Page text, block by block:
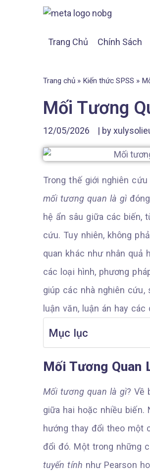
Trang Chủ Chính Sách
Trang chủ » Kiến thức SPSS »
Mối Tương
12/05/2026 | by
Trong thế giới nghiên
mối tương quan là gì
hệ ẩn sâu giữa các biến,
cứu. Tuy nhiên, không
quan khác như nhân quả
các loại hình, phương
giúp các nhà nghiên
luận văn, luận án hay
Mục lục
Mối Tương Quan
Mối tương quan là gì? Về
giữa hai hoặc nhiều
hướng thay đổi theo một
đổi đó. Một trong những
tuyến tính như Pearson